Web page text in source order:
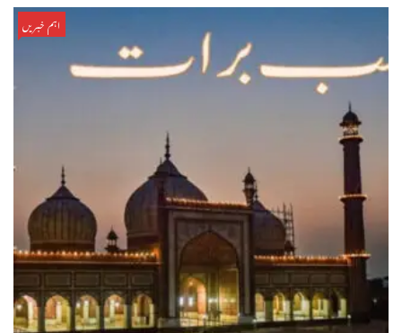
اہم خبریں